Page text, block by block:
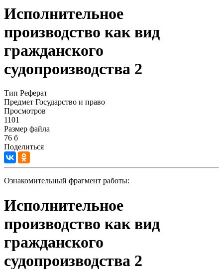
Исполнительное
производство как вид
гражданского
судопроизводства 2
Тип Реферат
Предмет Государство и право
Просмотров
1101
Размер файла
76 б
Поделиться
Ознакомительный фрагмент работы:
Исполнительное
производство как вид
гражданского
судопроизводства 2